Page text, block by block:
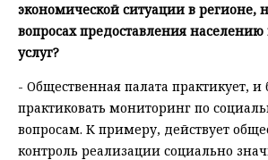
экономической ситуации в регионе,
вопросах предоставления
услуг?
- Общественная палата практикует, и
практиковать мониторинг по
вопросам. К примеру, действует
контроль реализации социально